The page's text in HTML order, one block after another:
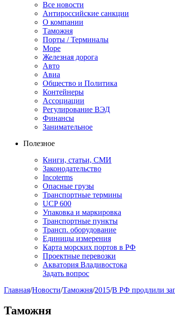
Все новости
Антироссийские санкции
О компании
Таможня
Порты / Терминалы
Море
Железная дорога
Авто
Авиа
Общество и Политика
Контейнеры
Ассоциации
Регулирование ВЭД
Финансы
Занимательное
Полезное
Книги, статьи, СМИ
Законодательство
Incoterms
Опасные грузы
Транспортные термины
UCP 600
Упаковка и маркировка
Транспортные пункты
Трансп. оборудование
Единицы измерения
Карта морских портов в РФ
Проектные перевозки
Акватория Владивостока
Задать вопрос
Главная/Новости/Таможня/2015/В РФ продлили
Таможня